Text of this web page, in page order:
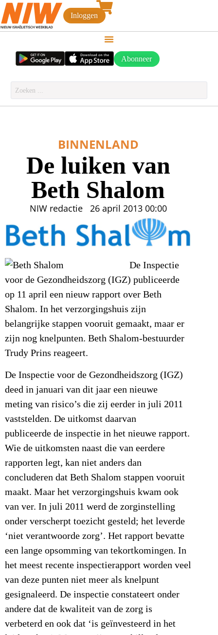
Inloggen
Abonneer
BINNENLAND
De luiken van
Beth Shalom
NIW redactie 26 april 2013 00:00
De Inspectie
voor de Gezondheidszorg (IGZ) publiceerde
op 11 april een nieuw rapport over Beth
Shalom. In het verzorgingshuis zijn
belangrijke stappen vooruit gemaakt, maar er
zijn nog knelpunten. Beth Shalom-bestuurder
Trudy Prins reageert.
De Inspectie voor de Gezondheidszorg (IGZ)
deed in januari van dit jaar een nieuwe
meting van risico’s die zij eerder in juli 2011
vaststelden. De uitkomst daarvan
publiceerde de inspectie in het nieuwe rapport.
Wie de uitkomsten naast die van eerdere
rapporten legt, kan niet anders dan
concluderen dat Beth Shalom stappen vooruit
maakt. Maar het verzorgingshuis kwam ook
van ver. In juli 2011 werd de zorginstelling
onder verscherpt toezicht gesteld; het leverde
‘niet verantwoorde zorg’. Het rapport bevatte
een lange opsomming van tekortkomingen. In
het meest recente inspectierapport worden veel
van deze punten niet meer als knelpunt
gesignaleerd. De inspectie constateert onder
andere dat de kwaliteit van de zorg is
verbeterd en ook dat ‘is geïnvesteerd in het